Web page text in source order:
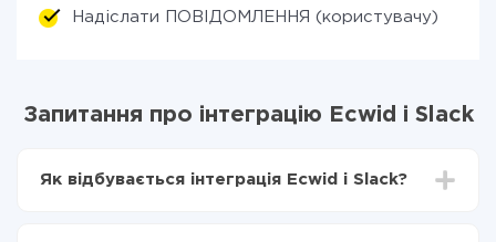
Надіслати ПОВІДОМЛЕННЯ (користувачу)
Запитання про інтеграцію Ecwid і Slack
Як відбувається інтеграція Ecwid і Slack?